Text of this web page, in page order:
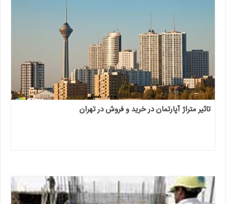
تاثیر متراژ آپارتمان در خرید و فروش در تهران